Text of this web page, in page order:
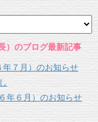
）のブログ最新記事
７月）のお知らせ
年６月）のお知らせ